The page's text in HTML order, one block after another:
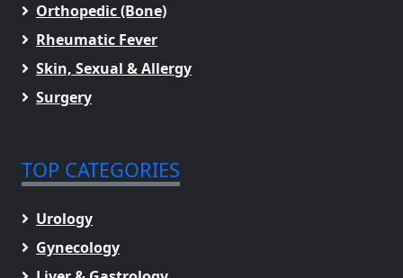
Orthopedic (Bone)
Rheumatic Fever
Skin, Sexual & Allergy
Surgery
TOP CATEGORIES
Urology
Gynecology